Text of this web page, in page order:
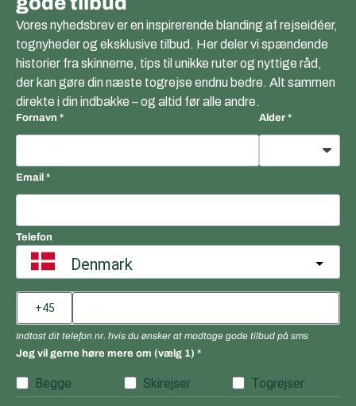
Vores nyhedsbrev er en inspirerende blanding af rejseidéer,
tognyheder og eksklusive tilbud. Her deler vi spændende
historier fra skinnerne, tips til unikke ruter og nyttige råd,
der kan gøre din næste togrejse endnu bedre. Alt sammen
direkte i din indbakke – og altid før alle andre.
Fornavn Alder
Email
Telefon
Denmark
Indtast dit telefon nr. hvis du ønsker at modtage gode tilbud på sms
Jeg vil gerne høre mere om (vælg 1)
Begge Skirejser Togrejser